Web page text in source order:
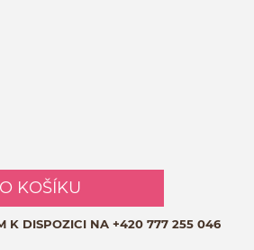
KOŠÍKU
K DISPOZICI NA +420 777 255 046